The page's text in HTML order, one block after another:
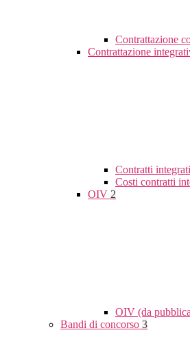
Contrattazione
Contrattazione
Contratti
Costi contratti
OIV 2
OIV (da
Bandi di concorso 3